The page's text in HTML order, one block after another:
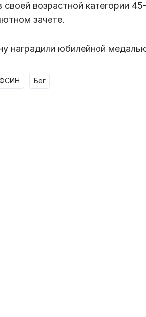
своей возрастной категории
зачете.
наградили юбилейной
УФСИН бег